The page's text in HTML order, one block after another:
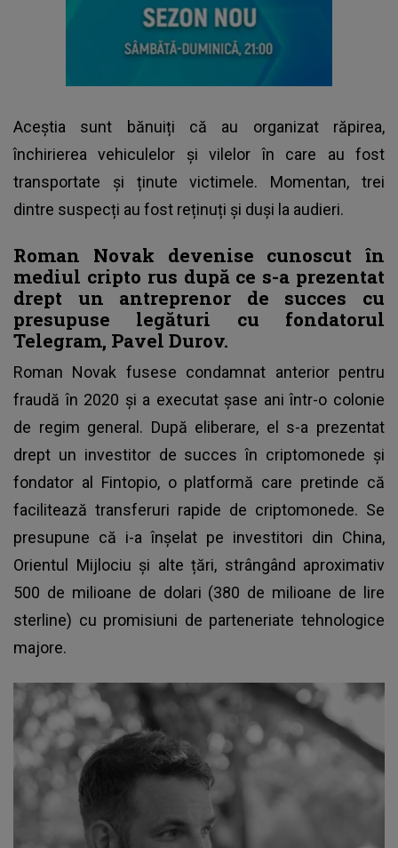
Aceștia sunt bănuiți că au organizat răpirea,
închirierea vehiculelor și vilelor în care au fost
transportate și ținute victimele. Momentan, trei
dintre suspecți au fost reținuți și duși la audieri.
Roman Novak devenise cunoscut în
mediul cripto rus după ce s-a prezentat
drept un antreprenor de succes cu
presupuse legături cu fondatorul
Telegram, Pavel Durov.
Roman Novak fusese condamnat anterior pentru
fraudă în 2020 și a executat șase ani într-o colonie
de regim general. După eliberare, el s-a prezentat
drept un investitor de succes în criptomonede și
fondator al Fintopio, o platformă care pretinde că
facilitează transferuri rapide de criptomonede. Se
presupune că i-a înșelat pe investitori din China,
Orientul Mijlociu și alte țări, strângând aproximativ
500 de milioane de dolari (380 de milioane de lire
sterline) cu promisiuni de parteneriate tehnologice
majore.